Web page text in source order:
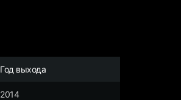
Год выхода
2014